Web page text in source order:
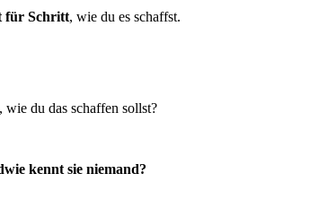
für Schritt, wie du es schaffst.
wie du das schaffen sollst?
kennt sie niemand?